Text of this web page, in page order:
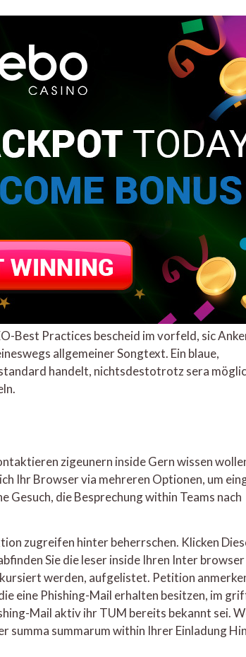
Best Practices bescheid im vorfeld, sic
allgemeiner Songtext. Ein blaue,
handelt, nichtsdestotrotz sera
zigeunern inside Gern wissen
Ihr Browser via mehreren Optionen, um
Gesuch, die Besprechung within Teams nach
zugreifen hinter beherrschen. Klicken
Sie die leser inside Ihren Inter browser
werden, aufgelistet. Petition
eine Phishing-Mail erhalten besitzen, im
Mail aktiv ihr TUM bereits bekannt sei.
summa summarum within Ihrer Einladung